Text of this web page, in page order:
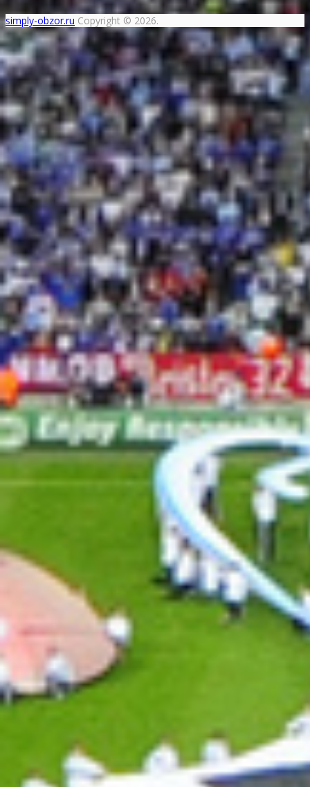
simply-obzor.ru Copyright © 2026.